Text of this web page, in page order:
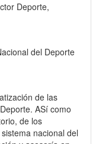
Deporte,
del Deporte
de las
ASí como
de los
nacional del